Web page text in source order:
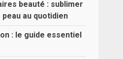
beauté : sublimer
au quotidien
: le guide essentiel